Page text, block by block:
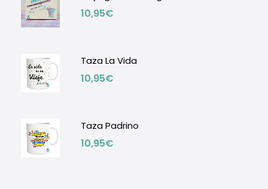
10,95€
Taza La Vida
10,95€
Taza Padrino
10,95€